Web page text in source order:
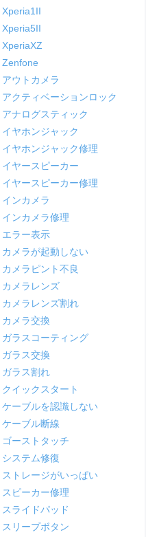
Xperia1II
Xperia5II
XperiaXZ
Zenfone
アウトカメラ
アクティベーションロック
アナログスティック
イヤホンジャック
イヤホンジャック修理
イヤースピーカー
イヤースピーカー修理
インカメラ
インカメラ修理
エラー表示
カメラが起動しない
カメラピント不良
カメラレンズ
カメラレンズ割れ
カメラ交換
ガラスコーティング
ガラス交換
ガラス割れ
クイックスタート
ケーブルを認識しない
ケーブル断線
ゴーストタッチ
システム修復
ストレージがいっぱい
スピーカー修理
スライドパッド
スリープボタン